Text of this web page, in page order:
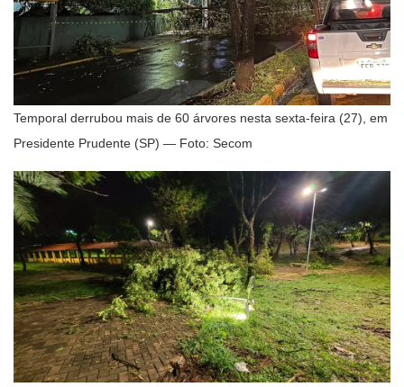
Temporal derrubou mais de 60 árvores nesta sexta-feira (27), em
Presidente Prudente (SP) — Foto: Secom